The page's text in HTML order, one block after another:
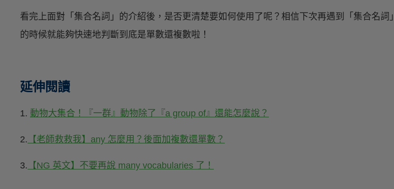
看完上面對「集合名詞」的介紹後，是否更清楚要如何使用了呢？相信下次再遇到「集合名詞」
的時候就能夠快速地判斷到底是單數還複數啦！
延伸閱讀
1. 動物大集合！『一群』動物除了『a group of』還能怎麼說？
2. 【老師救救我】any 怎麼用？後面加複數還單數？
3. 【NG 英文】不要再說 many vocabularies 了！